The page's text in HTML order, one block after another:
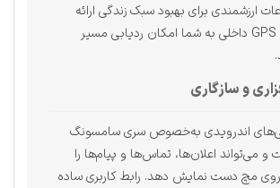
ارزشمندی برای بهبود سبک زندگی ارائه
می‌دهند. همچنین GPS داخلی به شما امکان ردیابی مسیر
اندرویدی به‌خصوص سری سامسونگ
و می‌تواند اعلان‌ها، تماس‌ها و پیام‌ها را
مچ دست نمایش دهد. رابط کاربری ساده